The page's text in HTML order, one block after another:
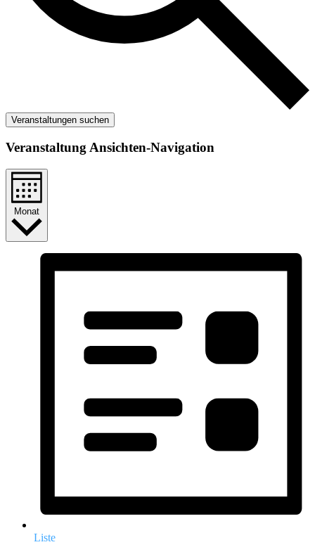
Veranstaltungen suchen
Veranstaltung Ansichten-Navigation
Monat
Liste